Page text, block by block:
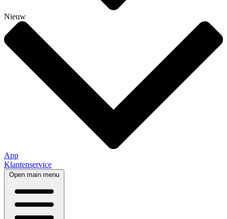
Nieuw
App
Klantenservice
Open main menu